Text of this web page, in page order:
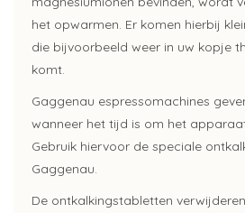
het opwarmen. Er komen hierbij
die bijvoorbeeld weer in uw kopje
komt.
Gaggenau espressomachines
wanneer het tijd is om het
Gebruik hiervoor de speciale
Gaggenau.
De ontkalkingstabletten